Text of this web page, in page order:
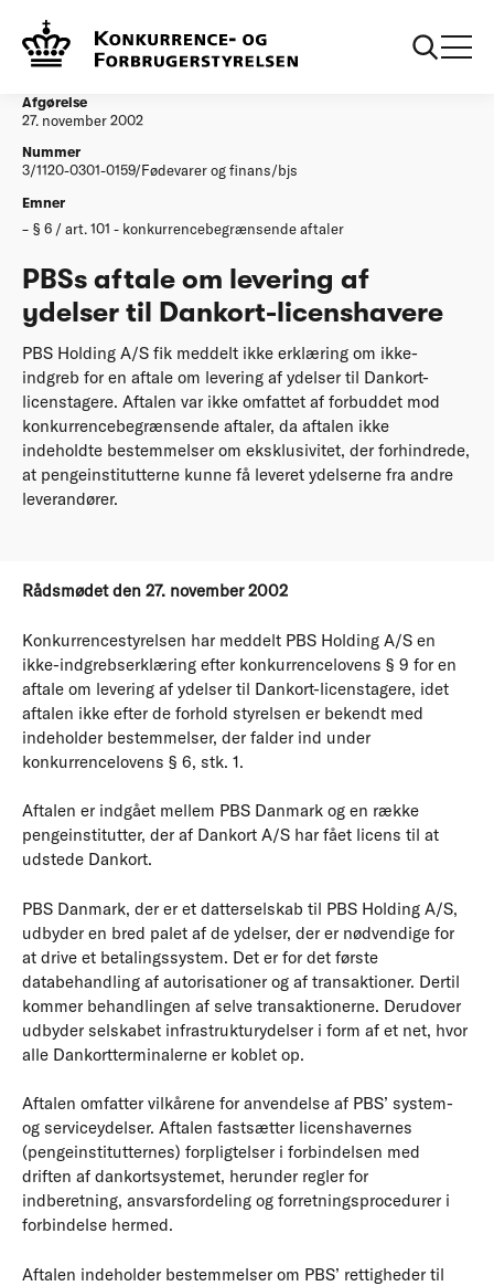
Afgørelser
Dankortlicenshavere
Afgørelse
27. november 2002
Nummer
3/1120-0301-0159/Fødevarer og finans/bjs
Emner
§ 6 / art. 101 - konkurrencebegrænsende aftaler
PBSs aftale om levering af
ydelser til Dankort-licenshavere
PBS Holding A/S fik meddelt ikke erklæring om ikke-
indgreb for en aftale om levering af ydelser til Dankort-
licenstagere. Aftalen var ikke omfattet af forbuddet mod
konkurrencebegrænsende aftaler, da aftalen ikke
indeholdte bestemmelser om eksklusivitet, der forhindrede,
at pengeinstitutterne kunne få leveret ydelserne fra andre
leverandører.
Rådsmødet den 27. november 2002
Konkurrencestyrelsen har meddelt PBS Holding A/S en
ikke-indgrebserklæring efter konkurrencelovens § 9 for en
aftale om levering af ydelser til Dankort-licenstagere, idet
aftalen ikke efter de forhold styrelsen er bekendt med
indeholder bestemmelser, der falder ind under
konkurrencelovens § 6, stk. 1.
Aftalen er indgået mellem PBS Danmark og en række
pengeinstitutter, der af Dankort A/S har fået licens til at
udstede Dankort.
PBS Danmark, der er et datterselskab til PBS Holding A/S,
udbyder en bred palet af de ydelser, der er nødvendige for
at drive et betalingssystem. Det er for det første
databehandling af autorisationer og af transaktioner. Dertil
kommer behandlingen af selve transaktionerne. Derudover
udbyder selskabet infrastrukturydelser i form af et net, hvor
alle Dankortterminalerne er koblet op.
Aftalen omfatter vilkårene for anvendelse af PBS’ system-
og serviceydelser. Aftalen fastsætter licenshavernes
(pengeinstitutternes) forpligtelser i forbindelsen med
driften af dankortsystemet, herunder regler for
indberetning, ansvarsfordeling og forretningsprocedurer i
forbindelse hermed.
Aftalen indeholder bestemmelser om PBS’ rettigheder til